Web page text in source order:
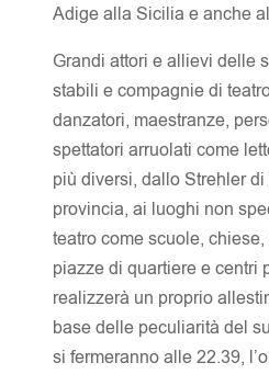
Adige alla Sicilia e anche
Grandi attori e allievi delle
stabili e compagnie di
danzatori, maestranze,
spettatori arruolati come
più diversi, dallo Strehler
provincia, ai luoghi non
teatro come scuole,
piazze di quartiere e centri
realizzerà un proprio
base delle peculiarità del
si fermeranno alle 22.39,